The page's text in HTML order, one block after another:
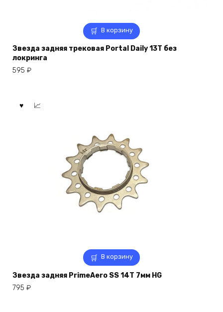
В корзину
Звезда задняя трековая Portal Daily 13T без
локринга
595 ₽
В корзину
Звезда задняя PrimeAero SS 14T 7мм HG
795 ₽